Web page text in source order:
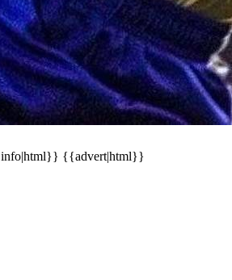
{{advert|html}}